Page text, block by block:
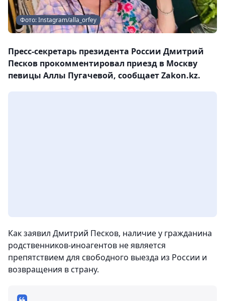
Фото: Instagram/alla_orfey
Пресс-секретарь президента России Дмитрий
Песков прокомментировал приезд в Москву
певицы Аллы Пугачевой, сообщает Zakon.kz.
Как заявил Дмитрий Песков, наличие у гражданина
родственников-иноагентов не является
препятствием для свободного выезда из России и
возвращения в страну.